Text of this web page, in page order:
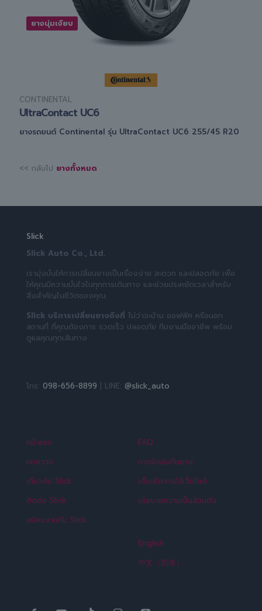
ยางนุ่มเงียบ
CONTINENTAL
UltraContact UC6
ยางรถยนต์ Continental รุ่น UltraContact UC6 255/45 R20
<< กลับไป ยางทั้งหมด
Slick
Slick Auto Co., Ltd.
เรามุ่งมั่นให้การเปลี่ยนยางเป็นเรื่องง่าย สะดวก และปลอดภัย เพื่อ
ให้คุณมีความมั่นใจในทุกการเดินทาง และช่วยประหยัดเวลาสำหรับ
สิ่งสำคัญในชีวิตของคุณ
Slick บริการเปลี่ยนยางถึงที่ ไม่ว่าจะบ้าน ออฟฟิศ หรือนอก
สถานที่ ที่คุณต้องการ รวดเร็ว ปลอดภัย ทีมงานมืออาชีพ พร้อม
ดูแลคุณทุกเส้นทาง
โทร: 098-656-8899 | LINE: @slick_auto
หน้าแรก
บทความ
เกี่ยวกับ Slick
ติดต่อ Slick
สมัครงานกับ Slick
FAQ
การรับประกันยาง
เงื่อนไขการใช้เว็บไซต์
นโยบายความเป็นส่วนตัว
English
中文（简体）